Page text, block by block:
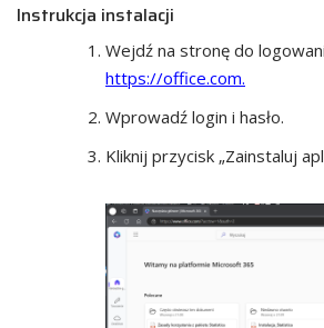
Instrukcja instalacji
Wejdź na stronę do
https://office.com.
Wprowadź login i hasło.
Kliknij przycisk „Zainstaluj